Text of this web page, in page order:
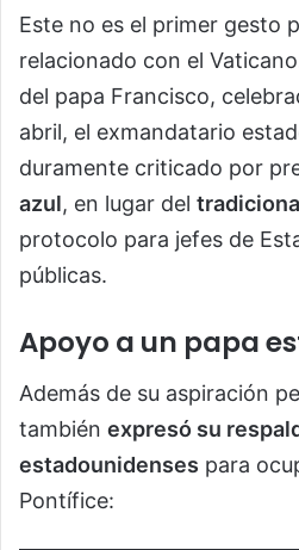
Este no es el primer gesto
relacionado con el
del papa Francisco,
abril, el exmandatario
duramente criticado por
azul, en lugar del
protocolo para jefes de
públicas.
Apoyo a un papa
Además de su aspiración
también expresó su
estadounidenses para
Pontífice: